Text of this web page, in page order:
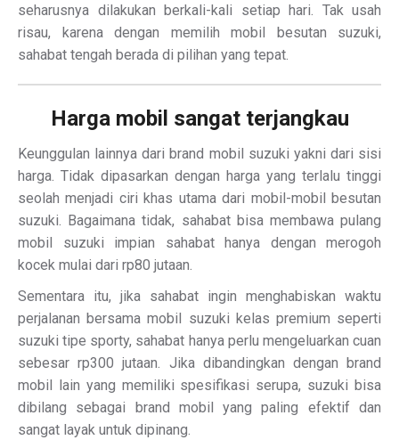
seharusnya dilakukan berkali-kali setiap hari. Tak usah
risau, karena dengan memilih mobil besutan suzuki,
sahabat tengah berada di pilihan yang tepat.
Harga mobil sangat terjangkau
Keunggulan lainnya dari brand mobil suzuki yakni dari sisi
harga. Tidak dipasarkan dengan harga yang terlalu tinggi
seolah menjadi ciri khas utama dari mobil-mobil besutan
suzuki. Bagaimana tidak, sahabat bisa membawa pulang
mobil suzuki impian sahabat hanya dengan merogoh
kocek mulai dari rp80 jutaan.
Sementara itu, jika sahabat ingin menghabiskan waktu
perjalanan bersama mobil suzuki kelas premium seperti
suzuki tipe sporty, sahabat hanya perlu mengeluarkan cuan
sebesar rp300 jutaan. Jika dibandingkan dengan brand
mobil lain yang memiliki spesifikasi serupa, suzuki bisa
dibilang sebagai brand mobil yang paling efektif dan
sangat layak untuk dipinang.